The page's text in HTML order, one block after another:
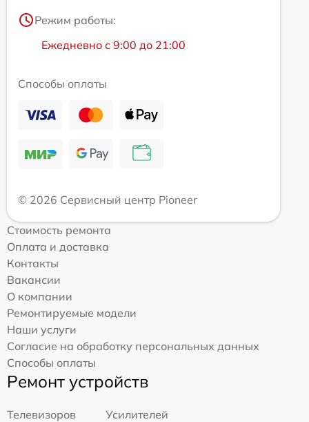
Режим работы:
Ежедневно с 9:00 до 21:00
Способы оплаты
© 2026 Сервисный центр Pioneer
Стоимость ремонта
Оплата и доставка
Контакты
Вакансии
О компании
Ремонтируемые модели
Наши услуги
Согласие на обработку персональных данных
Способы оплаты
Ремонт устройств
Телевизоров
Усилителей